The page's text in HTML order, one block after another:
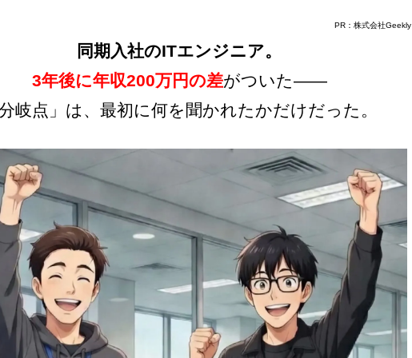
PR：株式会社Geekly
同期入社のITエンジニア。
3年後に年収200万円の差がついた——
岐点」は、最初に何を聞かれたかだけだった。